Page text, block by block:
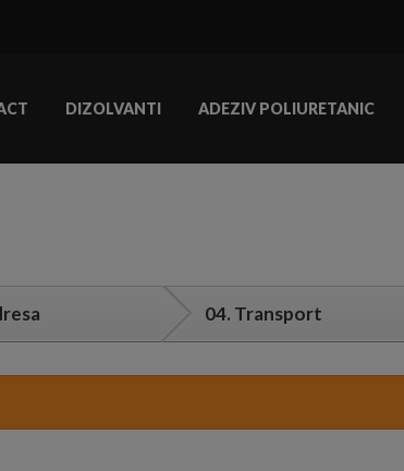
DIZOLVANTI ADEZIV POLIURETANIC
04. Transport